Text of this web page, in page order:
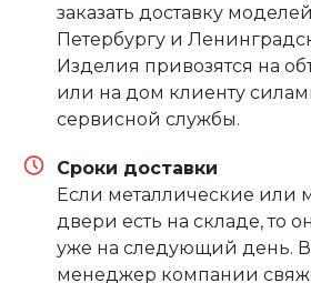
заказать доставку
Петербургу и
Изделия привозятся на
или на дом клиенту
сервисной службы.
Сроки доставки
Если металлические или
двери есть на складе, то
уже на следующий день.
менеджер компании